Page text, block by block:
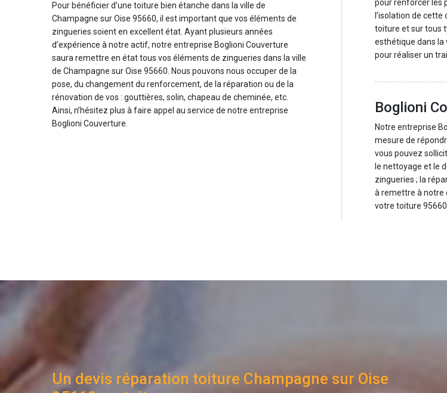
Pour bénéficier d’une toiture bien étanche dans la ville de
Champagne sur Oise 95660, il est important que vos éléments de
zingueries soient en excellent état. Ayant plusieurs années
d’expérience à notre actif, notre entreprise Boglioni Couverture
saura remettre en état tous vos éléments de zingueries dans la ville
de Champagne sur Oise 95660. Nous pouvons nous occuper de la
pose, du changement du renforcement, de la réparation ou de la
rénovation de vos : gouttières, solin, chapeau de cheminée, etc.
Ainsi, n’hésitez plus à faire appel au service de notre entreprise
Boglioni Couverture.
pour renforcer les
l’isolation de
toiture et sur tous
esthétique dans la
pour réaliser un
Boglioni
Notre entreprise
mesure de
vous pouvez
le nettoyage et le
zingueries ; la
à remettre à notre
votre toiture 95660.
Un devis réparation toiture Champagne sur Oise